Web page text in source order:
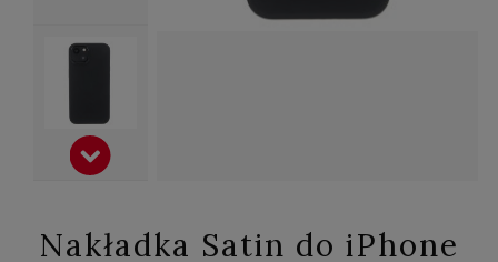
Nakładka Satin do iPhone